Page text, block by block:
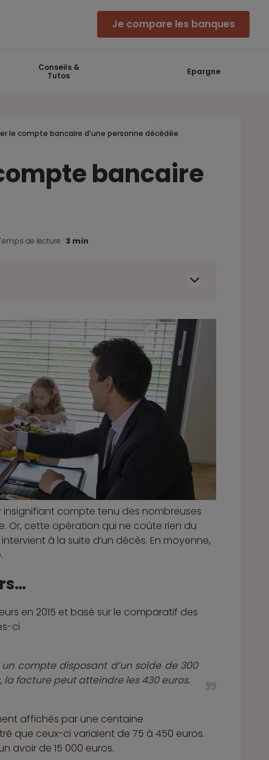
Je compare les banques
Conseils &
Tutos
Epargne
le compte bancaire d’une personne décédée
bancaire
de lecture : 3 min
compte tenu des nombreuses
Or, cette opération qui ne coûte rien du
à la suite d’un décès. En moyenne,
en 2015 et basé sur le comparatif des
ci
compte disposant d’un solde de 300
la facture peut atteindre les 430 euros.
affichés par une centaine
que ceux-ci variaient de 75 à 450 euros.
avoir de 15 000 euros.